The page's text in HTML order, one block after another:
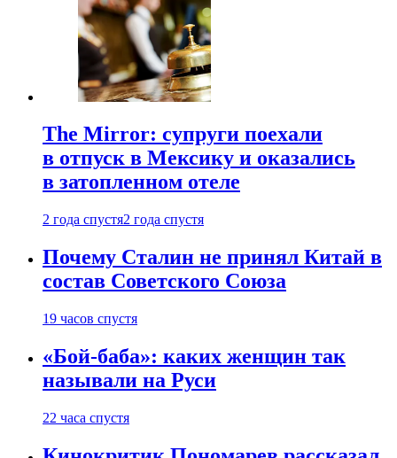
The Mirror: супруги поехали
в отпуск в Мексику и оказались
в затопленном отеле
2 года спустя2 года спустя
Почему Сталин не принял Китай в
состав Советского Союза
19 часов спустя
«Бой-баба»: каких женщин так
называли на Руси
22 часа спустя